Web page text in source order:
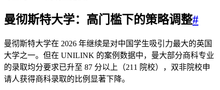
曼彻斯特大学：高门槛下的策略调整#
曼彻斯特大学在 2026 年继续是对中国学生吸引力最大的英国
大学之一。但在 UNILINK 的案例数据中，曼大部分商科专业
的录取均分要求已升至 87 分以上（211 院校），双非院校申
请人获得商科录取的比例显著下降。